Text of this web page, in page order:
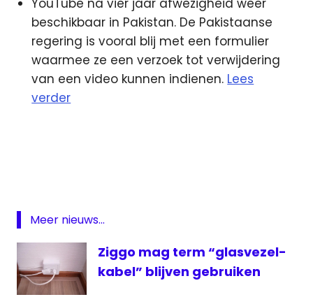
YouTube na vier jaar afwezigheid weer
beschikbaar in Pakistan. De Pakistaanse
regering is vooral blij met een formulier
waarmee ze een verzoek tot verwijdering
van een video kunnen indienen. Lees
verder
Penthouse
RTV
ZOo
Top
Gear
Meer nieuws...
Ziggo mag term “glasvezel-
kabel” blijven gebruiken